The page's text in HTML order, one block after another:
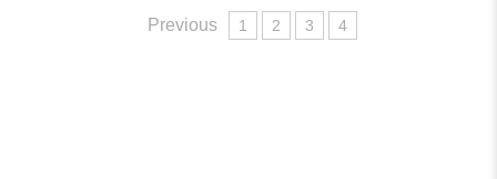
Previous 1 2 3 4